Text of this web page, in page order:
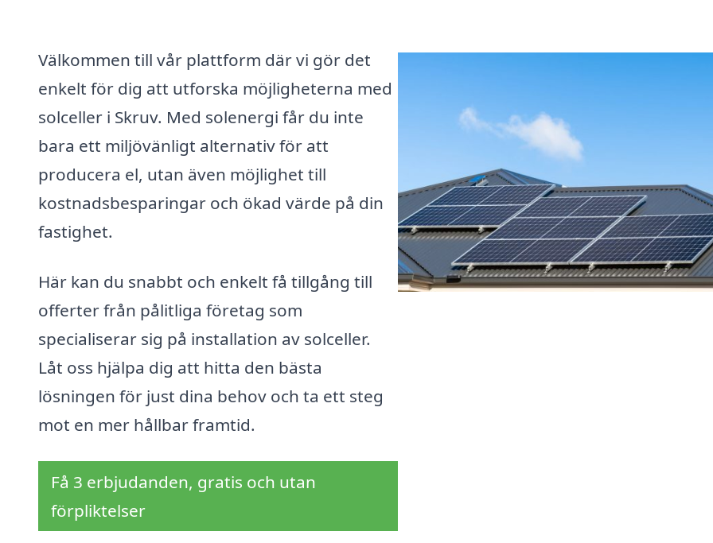
Välkommen till vår plattform där vi gör det
enkelt för dig att utforska möjligheterna med
solceller i Skruv. Med solenergi får du inte
bara ett miljövänligt alternativ för att
producera el, utan även möjlighet till
kostnadsbesparingar och ökad värde på din
fastighet.
Här kan du snabbt och enkelt få tillgång till
offerter från pålitliga företag som
specialiserar sig på installation av solceller.
Låt oss hjälpa dig att hitta den bästa
lösningen för just dina behov och ta ett steg
mot en mer hållbar framtid.
Få 3 erbjudanden, gratis och utan
förpliktelser